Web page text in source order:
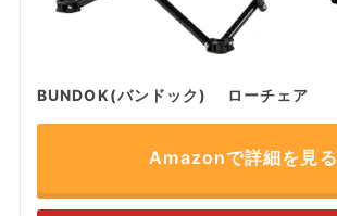
BUNDOK(バンドック) ローチェア
Amazonで詳細を見る